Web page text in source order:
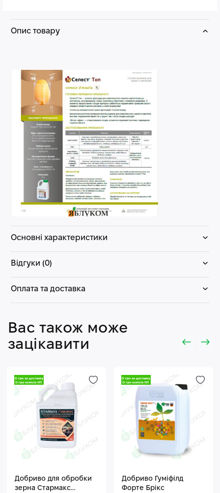
Опис товару
Основні характеристики
Відгуки (0)
Оплата та доставка
Вас також може
зацікавити
Добриво для обробки
зерна Стармакс
Добриво Гуміфілд
Форте Брікс